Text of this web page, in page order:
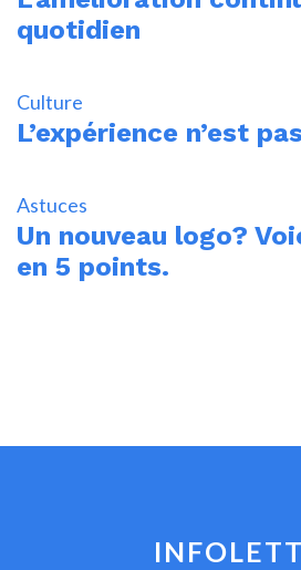
quotidien
Culture
L’expérience n’est
Astuces
Un nouveau logo?
en 5 points.